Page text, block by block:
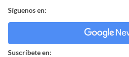
Síguenos en:
Suscríbete en: